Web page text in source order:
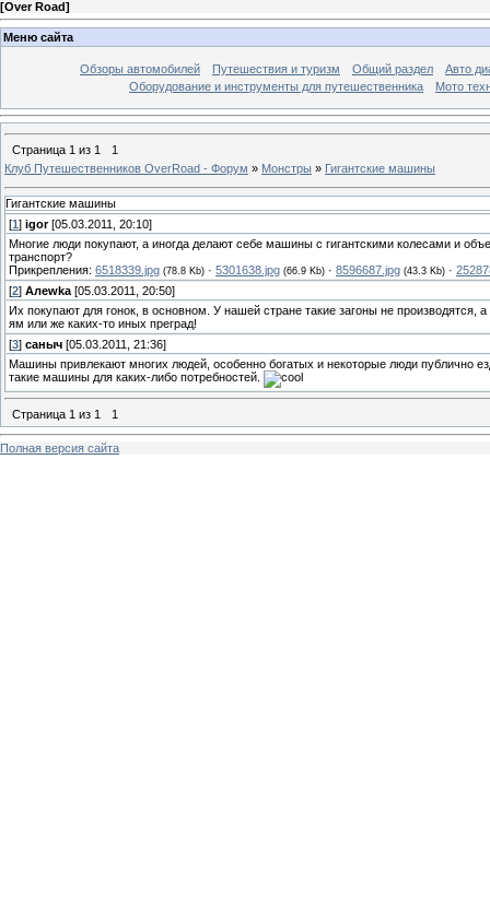
[Over Road]
Меню сайта
Обзоры автомобилей Путешествия и туризм Общий раздел
Авто
Оборудование и инструменты для путешественника
Мото
Страница 1 из 1
1
Клуб Путешественников OverRoad - Форум » Монстры » Гигантские машины
Гигантские машины
[1] igor[05.03.2011, 20:10]
Многие люди покупают, а иногда делают себе машины с гигантскими колесами и
транспорт?
Прикрепления: 6518339.jpg (78.8 Kb) · 5301638.jpg (66.9 Kb) · 8596687.jpg (43.3 Kb) ·
[2] Алewka [05.03.2011, 20:50]
Их покупают для гонок, в основном. У нашей стране такие загоны не
ям или же каких-то иных преград!
[3] саныч [05.03.2011, 21:36]
Машины привлекают многих людей, особенно богатых и некоторые люди публично
такие машины для каких-либо потребностей.
Страница 1 из 1 1
Полная версия сайта